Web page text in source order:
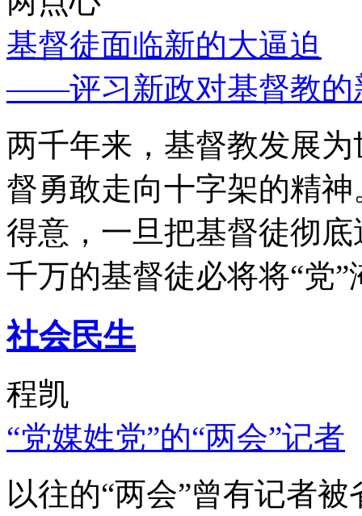
基督徒面临新的大逼迫
——评习新政对基督教的
两千年来，基督教发展
督勇敢走向十字架的精
得意，一旦把基督徒彻
千万的基督徒必将将“党”
社会民生
程凯
“党媒姓党”的“两会”记者
以往的“两会”曾有记者